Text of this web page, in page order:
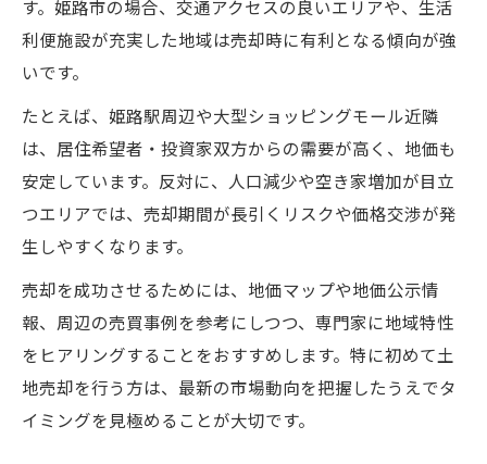
す。姫路市の場合、交通アクセスの良いエリアや、生活
利便施設が充実した地域は売却時に有利となる傾向が強
いです。
たとえば、姫路駅周辺や大型ショッピングモール近隣
は、居住希望者・投資家双方からの需要が高く、地価も
安定しています。反対に、人口減少や空き家増加が目立
つエリアでは、売却期間が長引くリスクや価格交渉が発
生しやすくなります。
売却を成功させるためには、地価マップや地価公示情
報、周辺の売買事例を参考にしつつ、専門家に地域特性
をヒアリングすることをおすすめします。特に初めて土
地売却を行う方は、最新の市場動向を把握したうえでタ
イミングを見極めることが大切です。